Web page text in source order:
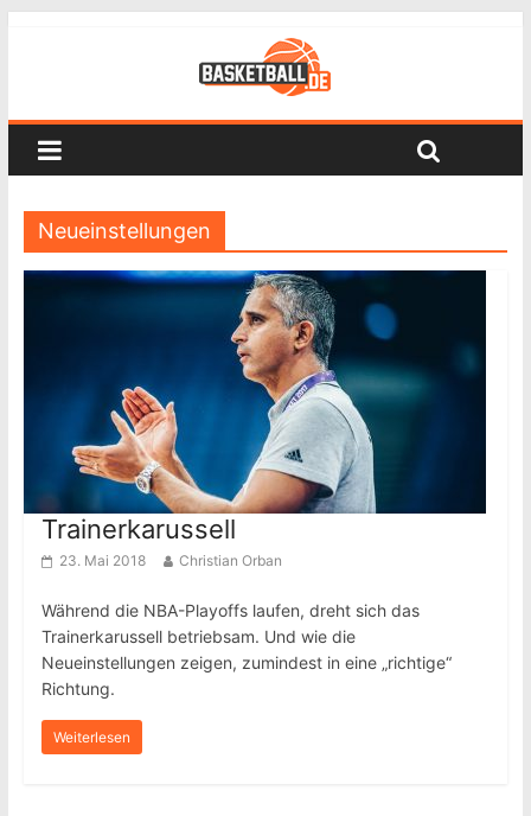
Neueinstellungen
Trainerkarussell
23. Mai 2018 Christian Orban
Während die NBA-Playoffs laufen, dreht sich das
Trainerkarussell betriebsam. Und wie die
Neueinstellungen zeigen, zumindest in eine „richtige“
Richtung.
Weiterlesen